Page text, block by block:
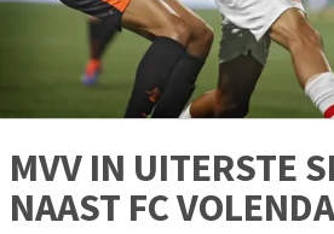
MVV IN UITERSTE
NAAST FC